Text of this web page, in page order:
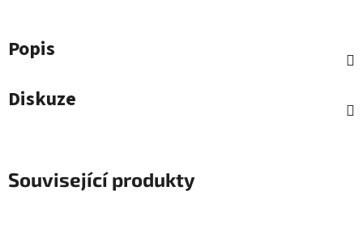
Popis
Diskuze
Související produkty